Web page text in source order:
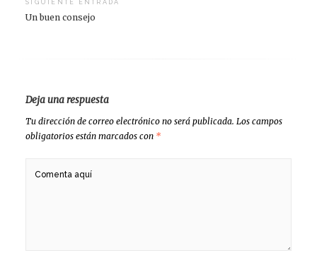
SIGUIENTE ENTRADA
Un buen consejo
Deja una respuesta
Tu dirección de correo electrónico no será publicada. Los campos
obligatorios están marcados con *